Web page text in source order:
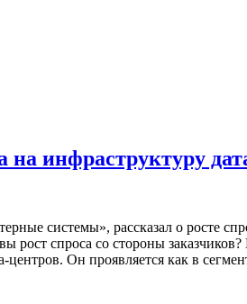
инфраструктуру
системы», рассказал о росте
спроса со стороны
Он проявляется как в